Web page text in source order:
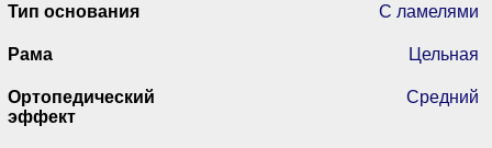
Тип основания
С ламелями
Рама Цельная
Ортопедический
эффект
Средний